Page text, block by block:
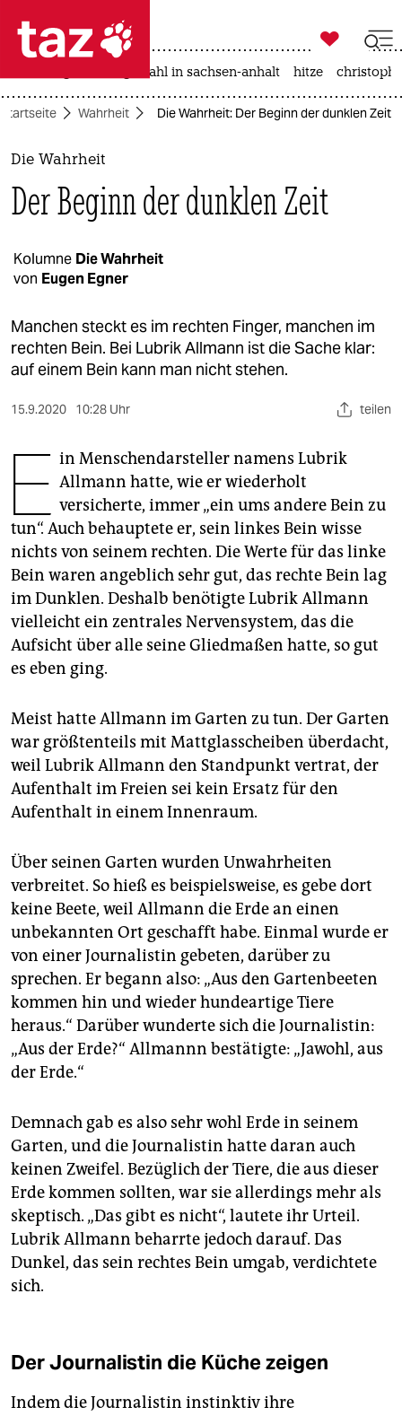
 taz zahl ich
taz zahl ich
themen
politik
gesellschaft
kultur
sport
berlin
wahrheit
verlag
verlag
veranstaltungen
shop
fragen & hilfe
abo
genossenschaft
epaper login

taz zahl ich
landtagswahl in sachsen-anhalt hitze
Startseite Wahrheit Die Wahrheit: Der Beginn der dunklen Zeit
Die Wahrheit
Der Beginn der dunklen Zeit
Kolumne Die Wahrheit
von Eugen Egner
Manchen steckt es im rechten Finger, manchen im
rechten Bein. Bei Lubrik Allmann ist die Sache klar:
auf einem Bein kann man nicht stehen.
15.9.2020 10:28 Uhr teilen
E in Menschendarsteller namens Lubrik
Allmann hatte, wie er wiederholt
versicherte, immer „ein ums andere Bein zu
tun“. Auch behauptete er, sein linkes Bein wisse
nichts von seinem rechten. Die Werte für das linke
Bein waren angeblich sehr gut, das rechte Bein lag
im Dunklen. Deshalb benötigte Lubrik Allmann
vielleicht ein zentrales Nervensystem, das die
Aufsicht über alle seine Gliedmaßen hatte, so gut
es eben ging.
Meist hatte Allmann im Garten zu tun. Der Garten
war größtenteils mit Mattglasscheiben überdacht,
weil Lubrik Allmann den Standpunkt vertrat, der
Aufenthalt im Freien sei kein Ersatz für den
Aufenthalt in einem Innenraum.
Über seinen Garten wurden Unwahrheiten
verbreitet. So hieß es beispielsweise, es gebe dort
keine Beete, weil Allmann die Erde an einen
unbekannten Ort geschafft habe. Einmal wurde er
von einer Journalistin gebeten, darüber zu
sprechen. Er begann also: „Aus den Gartenbeeten
kommen hin und wieder hundeartige Tiere
heraus.“ Darüber wunderte sich die Journalistin:
„Aus der Erde?“ Allmannn bestätigte: „Jawohl, aus
der Erde.“
Demnach gab es also sehr wohl Erde in seinem
Garten, und die Journalistin hatte daran auch
keinen Zweifel. Bezüglich der Tiere, die aus dieser
Erde kommen sollten, war sie allerdings mehr als
skeptisch. „Das gibt es nicht“, lautete ihr Urteil.
Lubrik Allmann beharrte jedoch darauf. Das
Dunkel, das sein rechtes Bein umgab, verdichtete
sich.
Der Journalistin die Küche zeigen
Indem die Journalistin instinktiv ihre